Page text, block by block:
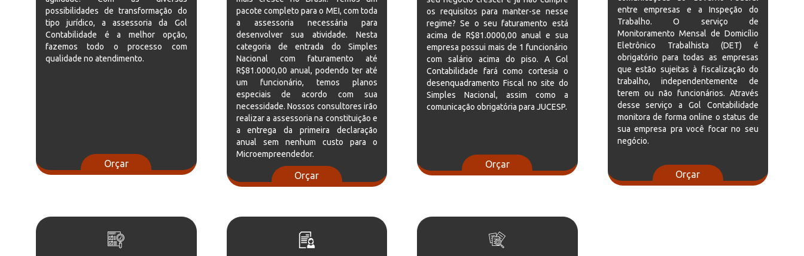
possibilidades de transformação do
tipo jurídico, a assessoria da Gol
Contabilidade é a melhor opção,
fazemos todo o processo com
qualidade no atendimento.
Orçar
pacote completo para o MEI, com toda
a assessoria necessária para
desenvolver sua atividade. Nesta
categoria de entrada do Simples
Nacional com faturamento até
R$81.0000,00 anual, podendo ter até
um funcionário, temos planos
especiais de acordo com sua
necessidade. Nossos consultores irão
realizar a assessoria na constituição e
a entrega da primeira declaração
anual sem nenhum custo para o
Microempreendedor.
Orçar
os requisitos para manter-se nesse
regime? Se o seu faturamento está
acima de R$81.0000,00 anual e sua
empresa possui mais de 1 funcionário
com salário acima do piso. A Gol
Contabilidade fará como cortesia o
desenquadramento Fiscal no site do
Simples Nacional, assim como a
comunicação obrigatória para JUCESP.
Orçar
entre empresas e a Inspeção do
Trabalho. O serviço de
Monitoramento Mensal de Domicílio
Eletrônico Trabalhista (DET) é
obrigatório para todas as empresas
que estão sujeitas à fiscalização do
trabalho, independentemente de
terem ou não funcionários. Através
desse serviço a Gol Contabilidade
monitora de forma online o status de
sua empresa pra você focar no seu
negócio.
Orçar